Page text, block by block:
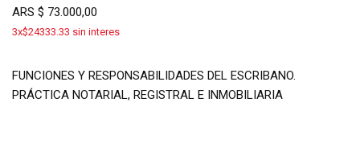
ARS $ 73.000,00
3x$24333.33 sin interes
FUNCIONES Y RESPONSABILIDADES DEL ESCRIBANO.
PRÁCTICA NOTARIAL, REGISTRAL E INMOBILIARIA